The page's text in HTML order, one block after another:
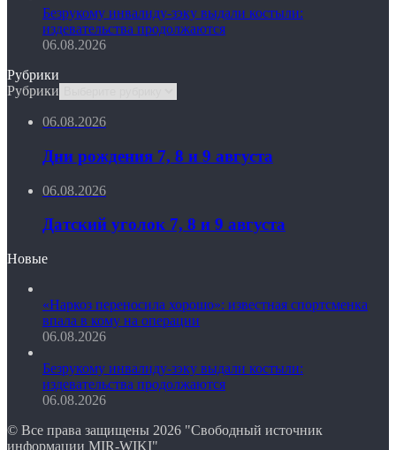
Безрукому инвалиду-зэку выдали костыли:
издевательства продолжаются
06.08.2026
Рубрики
Рубрики
06.08.2026
Дни рождения 7, 8 и 9 августа
06.08.2026
Датский уголок 7, 8 и 9 августа
Новые
«Наркоз переносила хорошо»: известная спортсменка
впала в кому на операции
06.08.2026
Безрукому инвалиду-зэку выдали костыли:
издевательства продолжаются
06.08.2026
© Все права защищены 2026 "Свободный источник
информации MIR-WIKI"